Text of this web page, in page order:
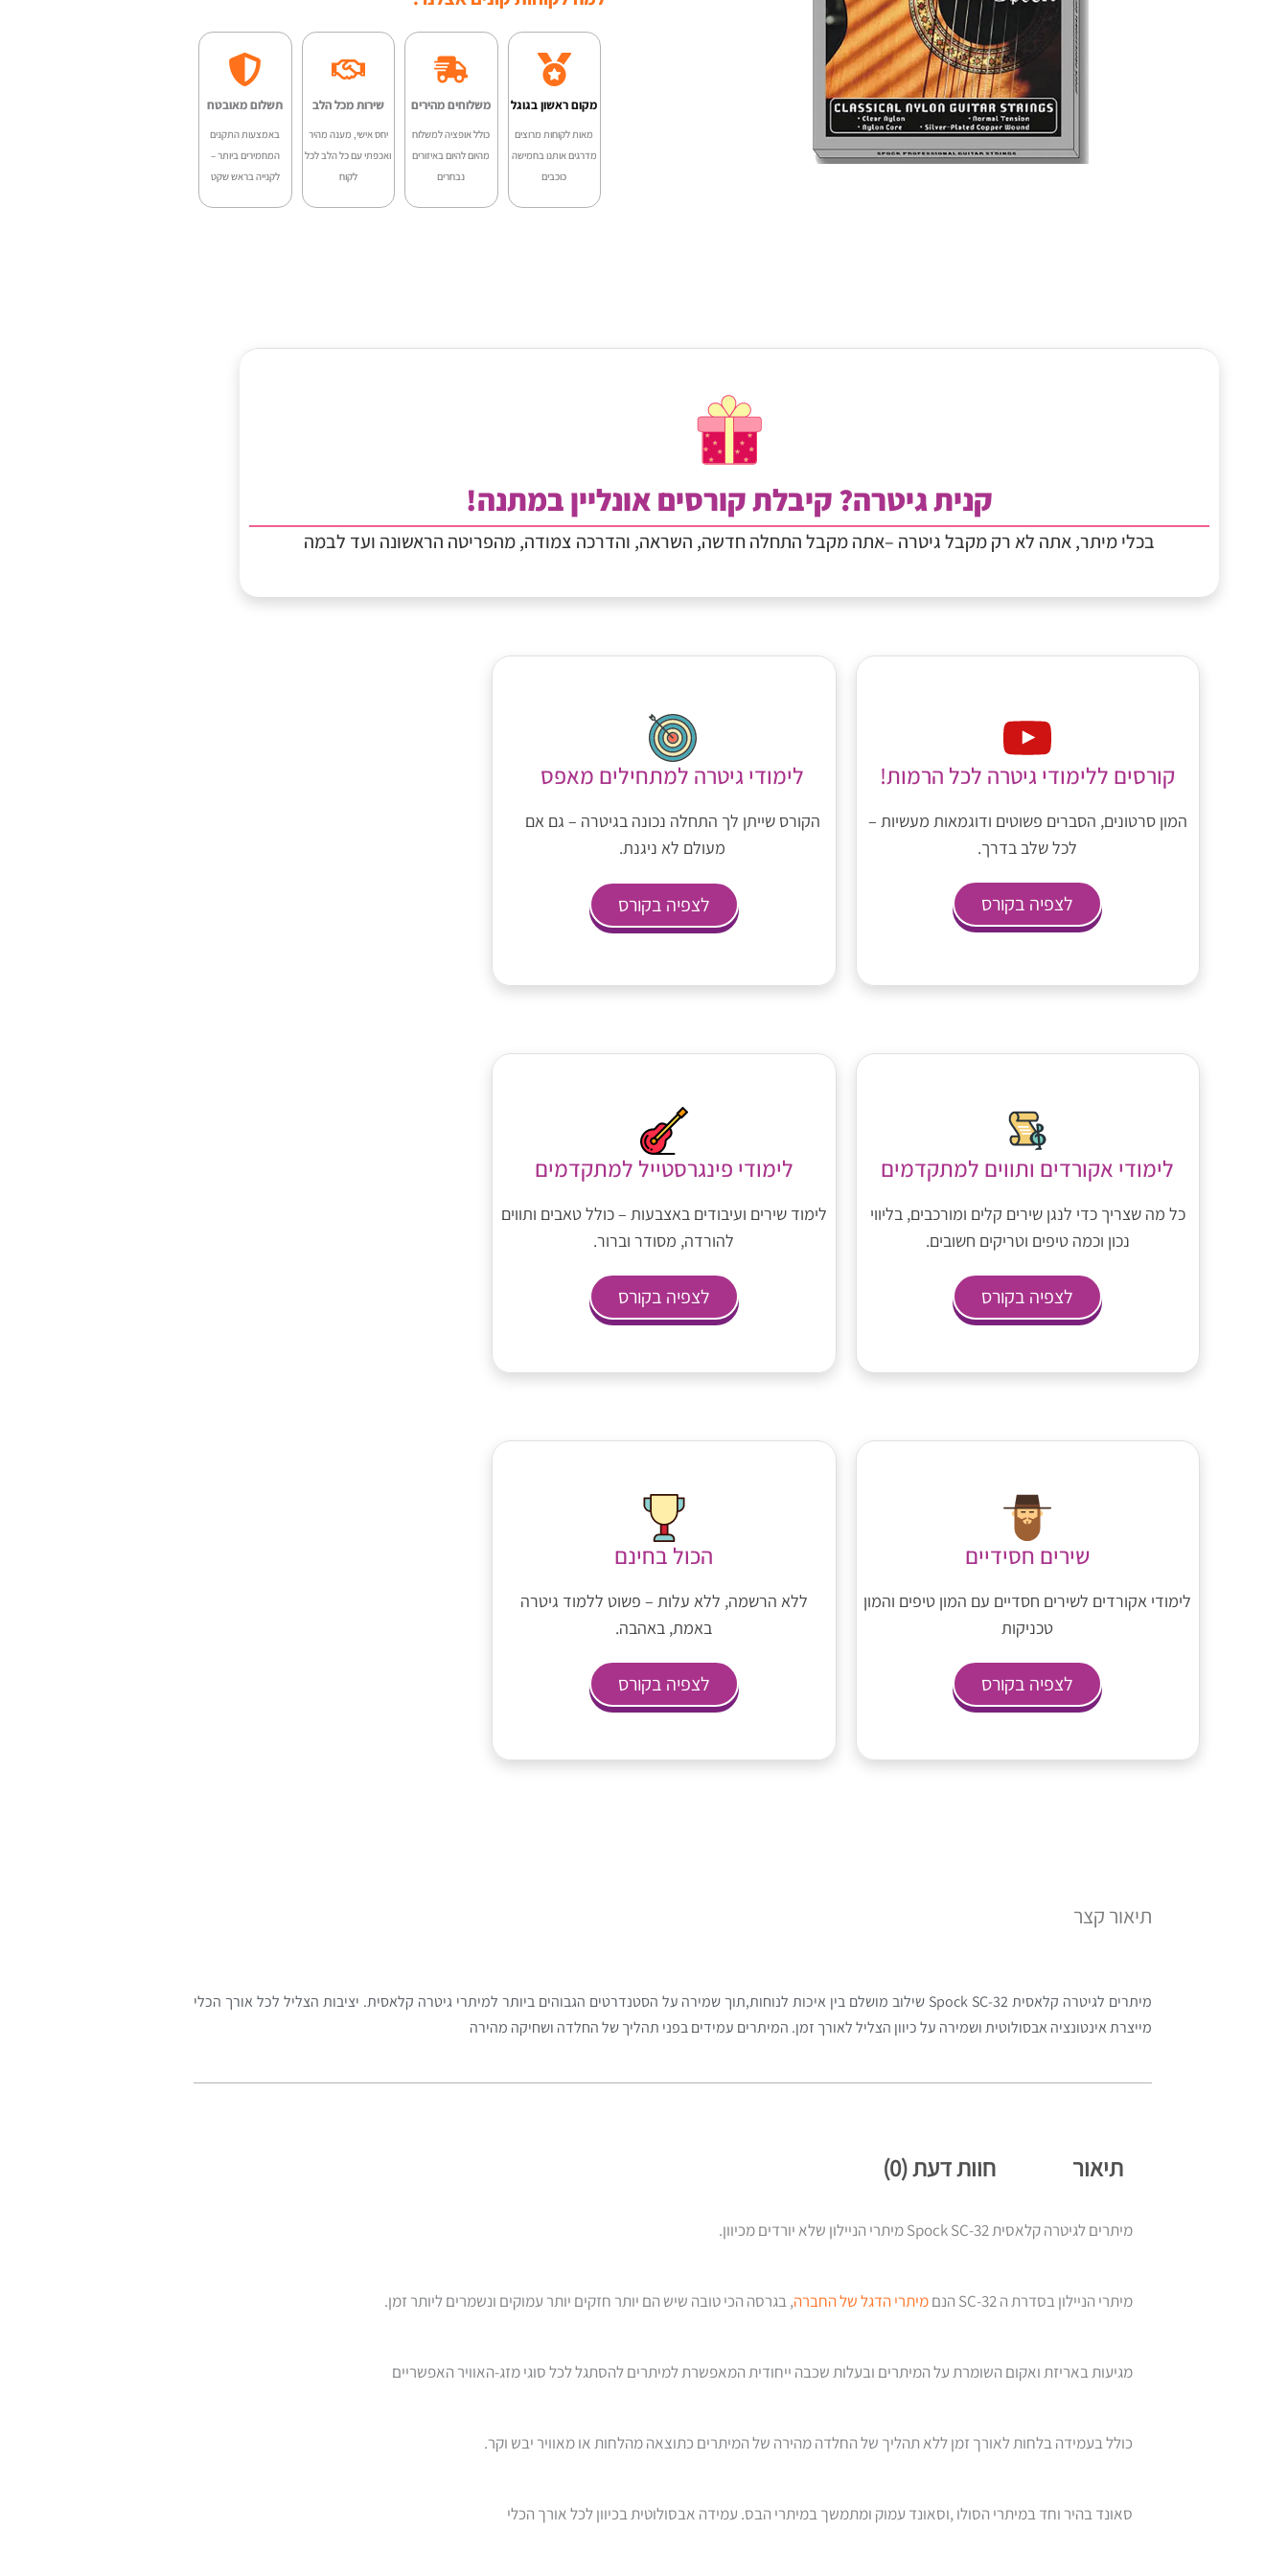
SC-
₪52.00.
₪42.00.
מקום ראשון בגוגל
מאות לקוחות מרוצים
מדרגים אותנו בחמישה
כוכבים
משלוחים מהירים
כולל אופציה למשלוח
מהיום להיום באיזורים
נבחרים
שירות מכל הלב
יחס אישי, מענה מהיר
ואכפתי עם כל הלב לכל
לקוח
תשלום מאובטח
באמצעות התקנים
המחמירים ביותר –
לקנייה בראש שקט
קנית גיטרה? קיבלת קורסים אונליין במתנה!
בכלי מיתר, אתה לא רק מקבל גיטרה –אתה מקבל התחלה חדשה, השראה, והדרכה צמודה, מהפריטה הראשונה ועד לבמה
קורסים ללימודי גיטרה לכל הרמות!
המון סרטונים, הסברים פשוטים ודוגמאות מעשיות –
לכל שלב בדרך.
לצפיה בקורס
לימודי גיטרה למתחילים מאפס
הקורס שייתן לך התחלה נכונה בגיטרה – גם אם
מעולם לא ניגנת.
לצפיה בקורס
לימודי אקורדים ותווים למתקדמים
כל מה שצריך כדי לנגן שירים קלים ומורכבים, בליווי
נכון וכמה טיפים וטריקים חשובים.
לצפיה בקורס
לימודי פינגרסטייל למתקדמים
לימוד שירים ועיבודים באצבעות – כולל טאבים ותווים
להורדה, מסודר וברור.
לצפיה בקורס
שירים חסידיים
לימודי אקורדים לשירים חסדיים עם המון טיפים והמון
טכניקות
לצפיה בקורס
הכול בחינם
ללא הרשמה, ללא עלות – פשוט ללמוד גיטרה
באמת, באהבה.
לצפיה בקורס
תיאור קצר
מיתרים לגיטרה קלאסית Spock SC-32 שילוב מושלם בין איכות לנוחות,תוך שמירה על הסטנדרטים הגבוהים ביותר למיתרי גיטרה קלאסית. יציבות הצליל לכל אורך הכלי
מייצרת אינטונציה אבסולוטית ושמירה על כיוון הצליל לאורך זמן. המיתרים עמידים בפני תהליך של החלדה ושחיקה מהירה
תיאור חוות דעת (0)
מיתרים לגיטרה קלאסית Spock SC-32 מיתרי הניילון שלא יורדים מכיוון.
מיתרי הניילון בסדרת ה SC-32 הנם מיתרי הדגל של החברה, בגרסה הכי טובה שיש הם יותר חזקים יותר עמוקים ונשמרים ליותר זמן.
מגיעות באריזת ואקום השומרת על המיתרים ובעלות שכבה ייחודית המאפשרת למיתרים להסתגל לכל סוגי מזג-האוויר האפשריים
כולל בעמידה בלחות לאורך זמן ללא תהליך של החלדה מהירה של המיתרים כתוצאה מהלחות או מאוויר יבש וקר.
סאונד בהיר וחד במיתרי הסולו ,וסאונד עמוק ומתמשך במיתרי הבס. עמידה אבסולוטית בכיוון לכל אורך הכלי